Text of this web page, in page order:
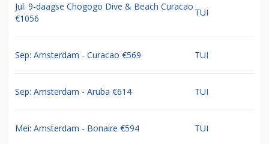
Jul: 9-daagse Chogogo Dive & Beach Curacao
€1056
TUI
Sep: Amsterdam - Curacao €569 TUI
Sep: Amsterdam - Aruba €614 TUI
Mei: Amsterdam - Bonaire €594 TUI